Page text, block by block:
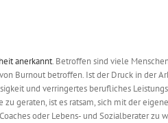
anerkannt. Betroffen sind viele
Burnout betroffen. Ist der Druck in der
und verringertes berufliches
geraten, ist es ratsam, sich mit der
oder Lebens- und Sozialberater zu